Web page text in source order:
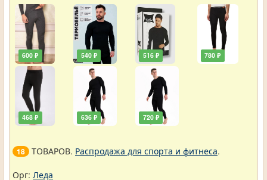
600 ₽
468 ₽
540 ₽
636 ₽
516 ₽
720 ₽
780 ₽
18 ТОВАРОВ. Распродажа для спорта и фитнеса.
Орг: Леда